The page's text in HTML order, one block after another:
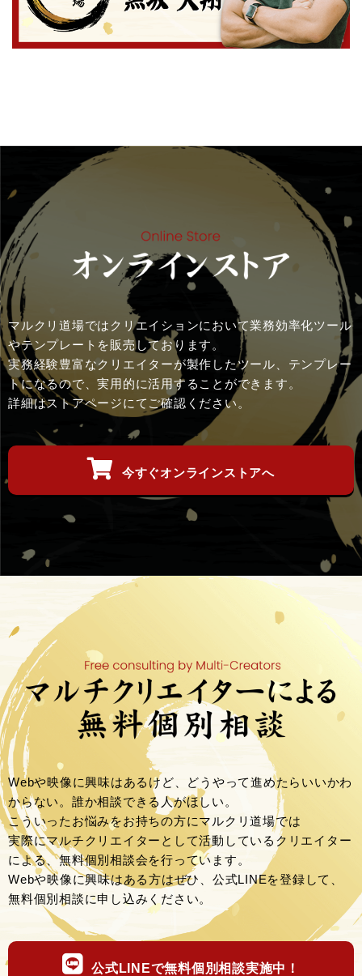
マルクリ道場ではクリエイションにおいて業務効率化ツール
やテンプレートを販売しております。
実務経験豊富なクリエイターが製作したツール、テンプレー
トになるので、実用的に活用することができます。
詳細はストアページにてご確認ください。
今すぐオンラインストアへ
Webや映像に興味はあるけど、どうやって進めたらいいかわ
からない。誰か相談できる人がほしい。
こういったお悩みをお持ちの方にマルクリ道場では
実際にマルチクリエイターとして活動しているクリエイター
による、無料個別相談会を行っています。
Webや映像に興味はある方はぜひ、公式LINEを登録して、
無料個別相談に申し込みください。
公式LINEで無料個別相談実施中！